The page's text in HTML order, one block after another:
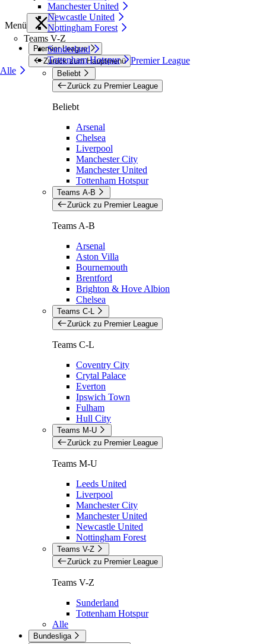
Manchester United
Newcastle United
Nottingham Forest
Teams V-Z
Sunderland
Tottenham Hotspur
Alle
Menü
Premier League
Zurück zum Hauptmenü Premier League
Beliebt
Zurück zu Premier League
Beliebt
Arsenal
Chelsea
Liverpool
Manchester City
Manchester United
Tottenham Hotspur
Teams A-B
Zurück zu Premier League
Teams A-B
Arsenal
Aston Villa
Bournemouth
Brentford
Brighton & Hove Albion
Chelsea
Teams C-L
Zurück zu Premier League
Teams C-L
Coventry City
Crytal Palace
Everton
Ipswich Town
Fulham
Hull City
Teams M-U
Zurück zu Premier League
Teams M-U
Leeds United
Liverpool
Manchester City
Manchester United
Newcastle United
Nottingham Forest
Teams V-Z
Zurück zu Premier League
Teams V-Z
Sunderland
Tottenham Hotspur
Alle
Bundesliga